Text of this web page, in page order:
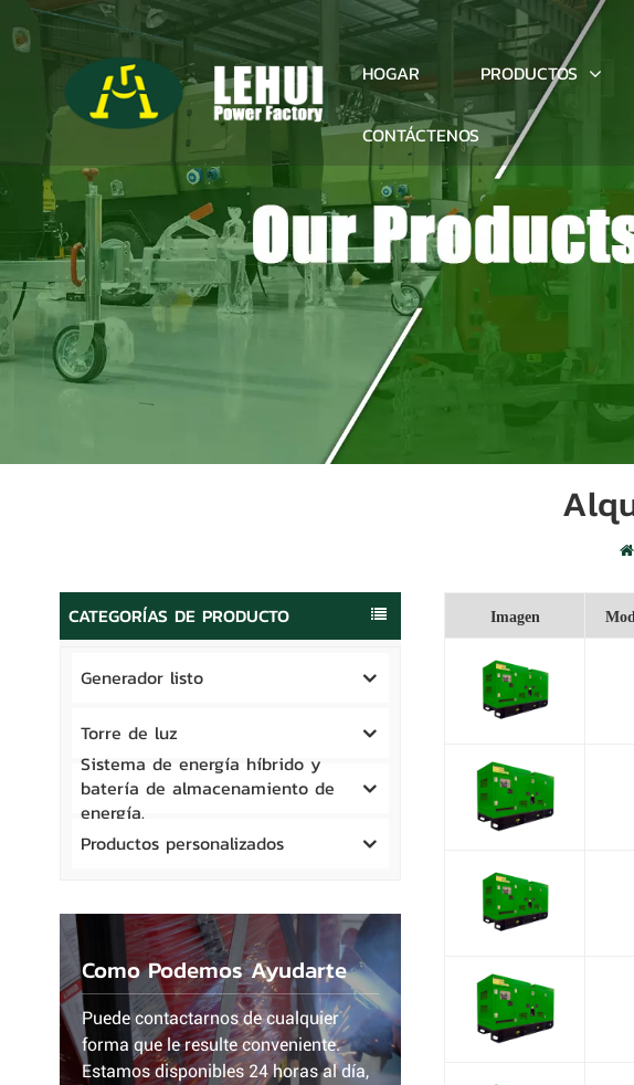
HOGAR PRODUCTOS
CONTÁCTENOS
CATEGORÍAS DE PRODUCTO
Generador listo
Torre de luz
Sistema de energía híbrido y
batería de almacenamiento de
energía.
Productos personalizados
Como Podemos Ayudarte
Puede contactarnos de cualquier
forma que le resulte conveniente.
Estamos disponibles 24 horas al día,
Imagen